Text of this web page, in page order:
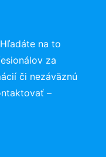
Hľadáte na to
za
či nezáväznú
–